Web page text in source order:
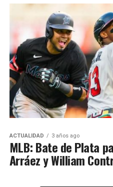
ACTUALIDAD 3 años ago
MLB: Bate de Plata
Arráez y William